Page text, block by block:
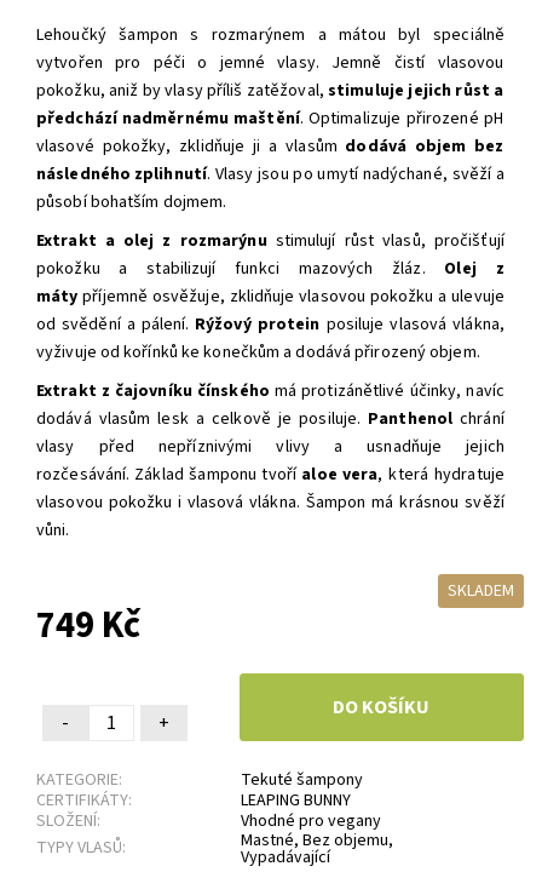
Lehoučký šampon s rozmarýnem a mátou byl speciálně
vytvořen pro péči o jemné vlasy. Jemně čistí vlasovou
pokožku, aniž by vlasy příliš zatěžoval,stimuluje jejich růst a
předchází nadměrnému maštění. Optimalizuje přirozené pH
vlasové pokožky, zklidňuje ji a vlasům dodává objem bez
následného zplihnutí. Vlasy jsou po umytí nadýchané, svěží a
působí bohatším dojmem.
Extrakt a olej z rozmarýnustimulují růst vlasů, pročišťují
pokožku a stabilizují funkci mazových žláz. Olej z
máty příjemně osvěžuje, zklidňuje vlasovou pokožku a ulevuje
od svědění a pálení. Rýžový protein posiluje vlasová vlákna,
vyživuje od kořínků ke konečkům a dodává přirozený objem.
Extrakt z čajovníku čínského má protizánětlivé účinky, navíc
dodává vlasům lesk a celkově je posiluje. Panthenolchrání
vlasy před nepříznivými vlivy a usnadňuje jejich
rozčesávání. Základ šamponu tvoří aloe vera, která hydratuje
vlasovou pokožku i vlasová vlákna. Šampon má krásnou svěží
vůni.
SKLADEM
749 Kč
- +
KATEGORIE:
Tekuté šampony
CERTIFIKÁTY:
LEAPING BUNNY
SLOŽENÍ:
Vhodné pro vegany
TYPY VLASŮ:
Mastné, Bez objemu,
Vypadávající